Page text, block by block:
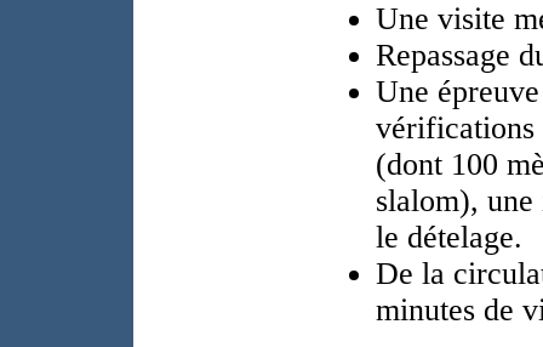
Une visite
Repassage
Une
vérifications
(dont 100
slalom),
le dételage.
De la
minutes de